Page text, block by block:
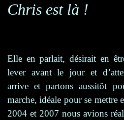
Chris est là !
Elle en parlait, désirait en
lever avant le jour et
arrive et partons aussitôt
marche, idéale pour se mettre
2004 et 2007 nous avions